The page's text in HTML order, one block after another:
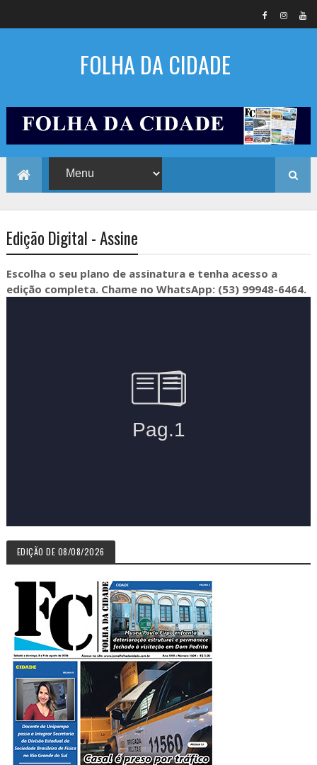
FOLHA DA CIDADE
Edição Digital - Assine
Escolha o seu plano de assinatura e tenha acesso a
edição completa. Chame no WhatsApp: (53) 99948-6464.
EDIÇÃO DE 08/08/2026